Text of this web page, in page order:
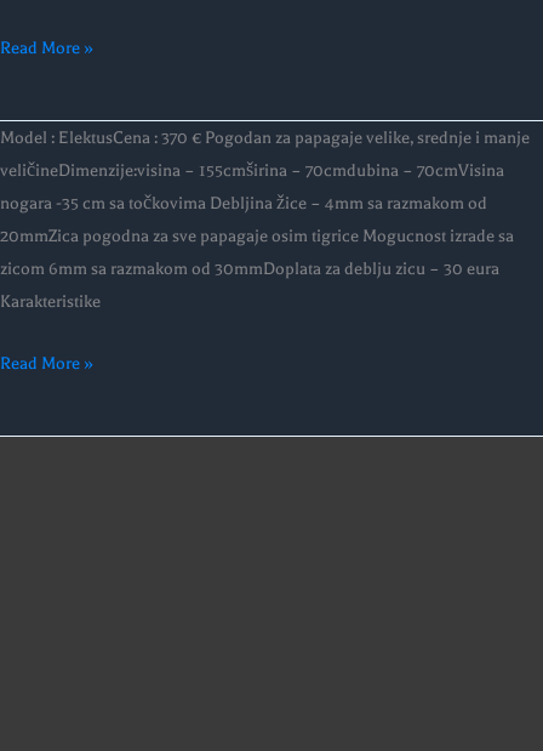
Read More »
Model : ElektusCena : 370 € Pogodan za papagaje velike, srednje i manje
veličineDimenzije:visina – 155cmširina – 70cmdubina – 70cmVisina
nogara -35 cm sa točkovima Debljina žice – 4mm sa razmakom od
20mmZica pogodna za sve papagaje osim tigrice Mogucnost izrade sa
zicom 6mm sa razmakom od 30mmDoplata za deblju zicu – 30 eura
Karakteristike
Model:
ELECTUS
Read More »